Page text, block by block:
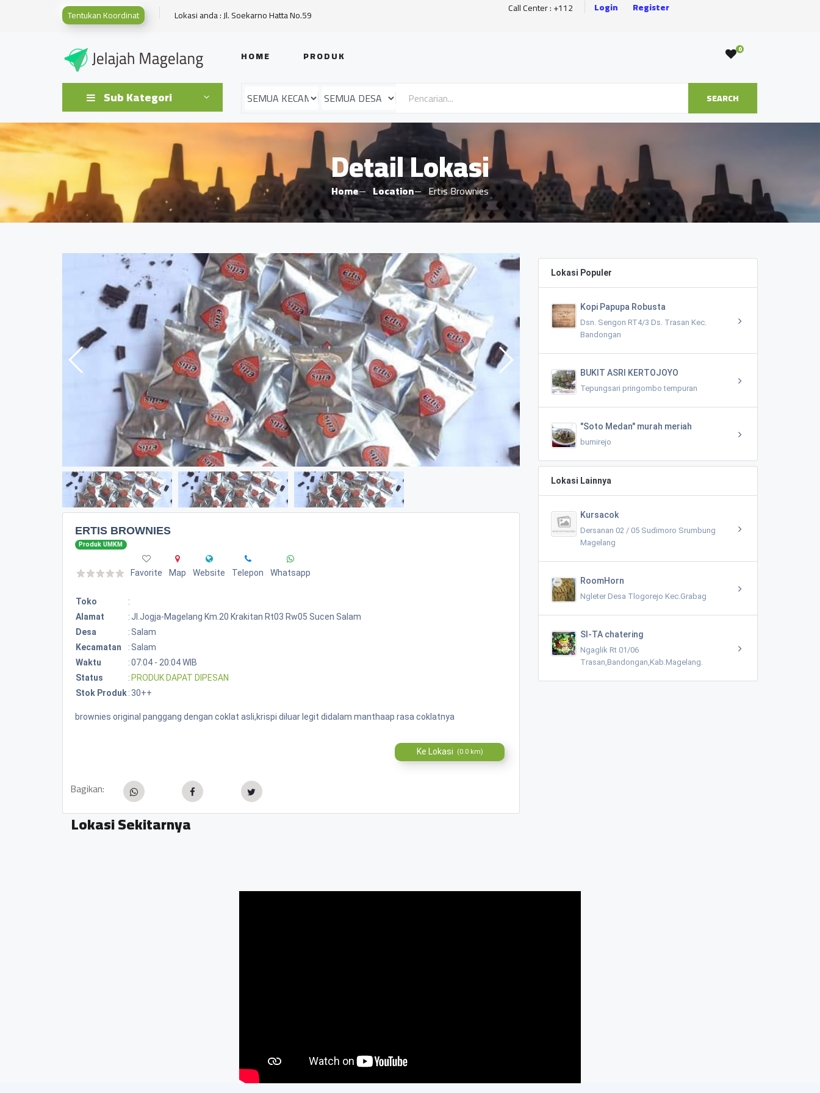
Tentukan Koordinat Lokasi anda : Jl. Soekarno Hatta No.59 Call Center : +112 Login Register
HOME PRODUK 0
Sub Kategori SEARCH
Detail Lokasi
Home Location Ertis Brownies
ERTIS BROWNIES
Produk UMKM
Favorite Map Website Telepon Whatsapp
Toko
:
Alamat
: Jl.jogja-Magelang Km.20 Krakitan Rt03 Rw05 Sucen Salam
Desa
: Salam
Kecamatan
: Salam
Waktu
:07:04 - 20:04 WIB
Status
: PRODUK DAPAT DIPESAN
Stok Produk: 30++
brownies original panggang dengan coklat asli,krispi diluar legit didalam manthaap rasa coklatnya
Ke Lokasi (0.0 km)
Bagikan:
Lokasi Sekitarnya
Lokasi Populer
Kopi Papupa Robusta
Dsn. Sengon RT4/3 Ds. Trasan Kec.
Bandongan
BUKIT ASRI KERTOJOYO
Tepungsari pringombo tempuran
"Soto Medan" murah meriah
bumirejo
Lokasi Lainnya
Kursacok
Dersanan 02 / 05 Sudimoro Srumbung
Magelang
RoomHorn
Ngleter Desa Tlogorejo Kec.Grabag
SI-TA chatering
Ngaglik Rt 01/06
Trasan,Bandongan,Kab.Magelang.